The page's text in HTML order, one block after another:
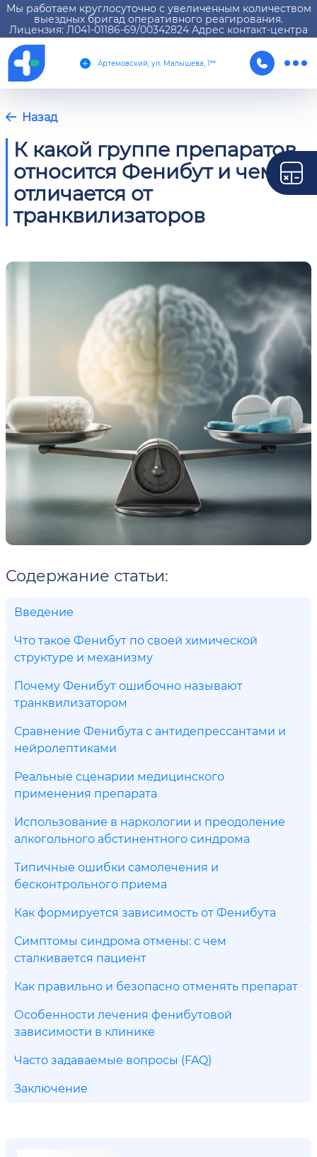
Мы работаем круглосуточно с увеличенным количеством
выездных бригад оперативного реагирования.
Лицензия: Л041-01186-69/00342824 Адрес контакт-центра
Артемовский, ул. Малышева, 1**
Назад
К какой группе препаратов
относится Фенибут и чем он
отличается от
транквилизаторов
Содержание статьи:
Введение
Что такое Фенибут по своей химической
структуре и механизму
Почему Фенибут ошибочно называют
транквилизатором
Сравнение Фенибута с антидепрессантами и
нейролептиками
Реальные сценарии медицинского
применения препарата
Использование в наркологии и преодоление
алкогольного абстинентного синдрома
Типичные ошибки самолечения и
бесконтрольного приема
Как формируется зависимость от Фенибута
Симптомы синдрома отмены: с чем
сталкивается пациент
Как правильно и безопасно отменять препарат
Особенности лечения фенибутовой
зависимости в клинике
Часто задаваемые вопросы (FAQ)
Заключение